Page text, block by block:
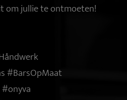
om jullie te ontmoeten!
#BarsOpMaat